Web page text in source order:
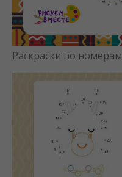
Раскраски по номерам